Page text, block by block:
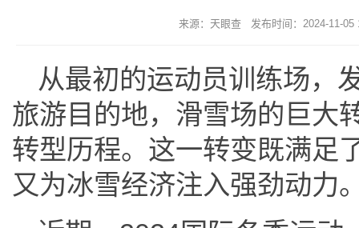
来源：天眼查 发布时间：2024-11-
从最初的运动员训练场，
旅游目的地，滑雪场的巨大
转型历程。这一转变既满足
又为冰雪经济注入强劲动力